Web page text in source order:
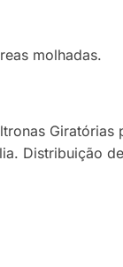
molhadas.
Giratórias
Distribuição